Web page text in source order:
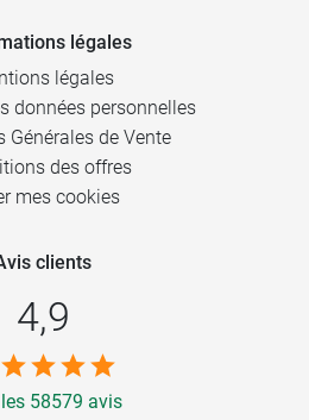
légales
légales
données personnelles
Générales de Vente
des offres
mes cookies
clients
4,9
58579 avis